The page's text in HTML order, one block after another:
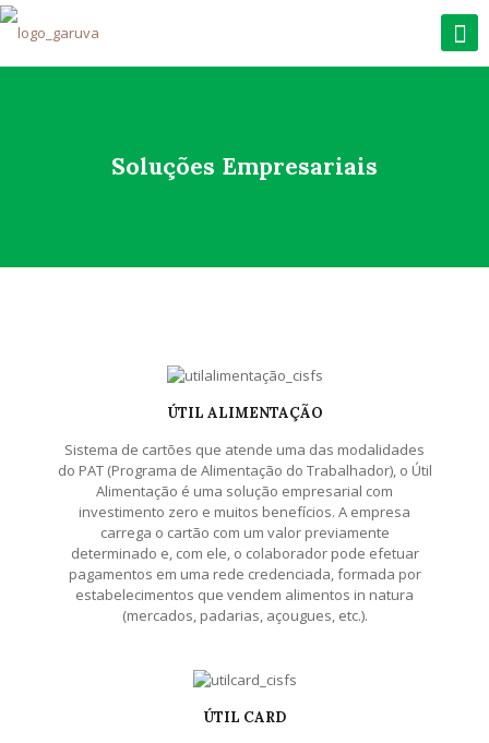
Soluções Empresariais
ÚTIL ALIMENTAÇÃO
Sistema de cartões que atende uma das modalidades
do PAT (Programa de Alimentação do Trabalhador), o Útil
Alimentação é uma solução empresarial com
investimento zero e muitos benefícios. A empresa
carrega o cartão com um valor previamente
determinado e, com ele, o colaborador pode efetuar
pagamentos em uma rede credenciada, formada por
estabelecimentos que vendem alimentos in natura
(mercados, padarias, açougues, etc.).
ÚTIL CARD